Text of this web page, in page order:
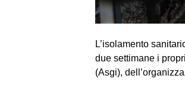
L’isolamento
due settimane i
(Asgi),